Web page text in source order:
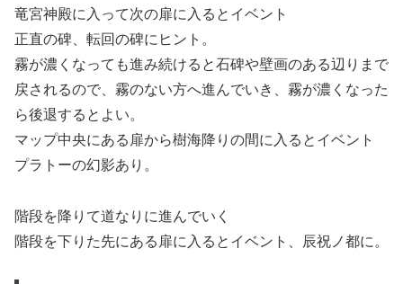
竜宮神殿に入って次の扉に入るとイベント
正直の碑、転回の碑にヒント。
霧が濃くなっても進み続けると石碑や壁画のある辺りまで
戻されるので、霧のない方へ進んでいき、霧が濃くなった
ら後退するとよい。
マップ中央にある扉から樹海降りの間に入るとイベント
プラトーの幻影あり。
階段を降りて道なりに進んでいく
階段を下りた先にある扉に入るとイベント、辰祝ノ都に。